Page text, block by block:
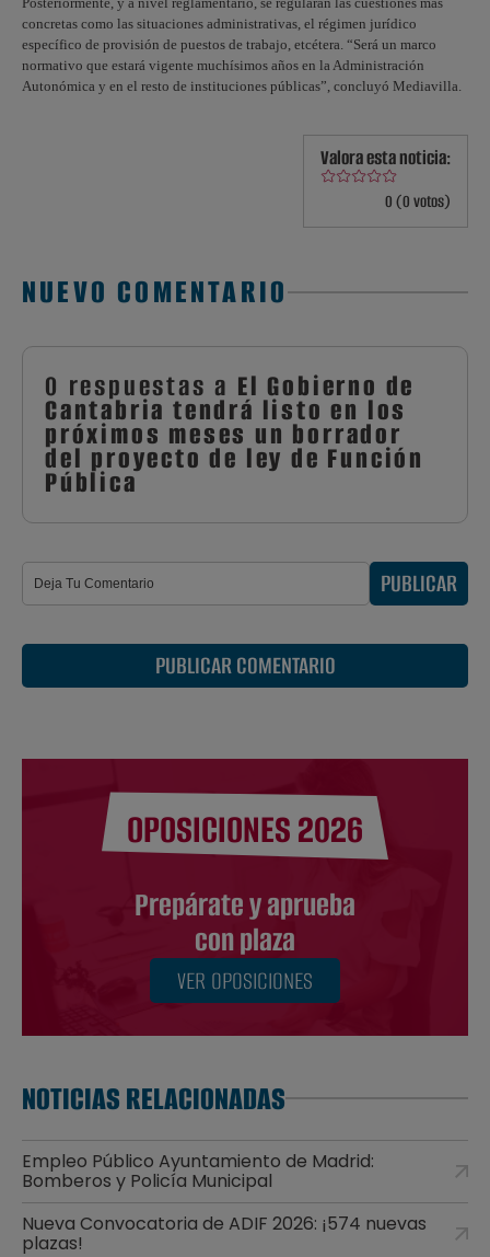
concretas como las situaciones administrativas, el régimen jurídico
específico de provisión de puestos de trabajo, etcétera. “Será un marco
normativo que estará vigente muchísimos años en la Administración
Autonómica y en el resto de instituciones públicas”, concluyó Mediavilla.
Valora esta noticia:
0 (0 votos)
NUEVO COMENTARIO
0 respuestas a El Gobierno de
Cantabria tendrá listo en los
próximos meses un borrador
del proyecto de ley de Función
Pública
PUBLICAR
PUBLICAR COMENTARIO
OPOSICIONES 2026
Prepárate y aprueba
con plaza
VER OPOSICIONES
NOTICIAS RELACIONADAS
Empleo Público Ayuntamiento de Madrid:
Bomberos y Policía Municipal
Nueva Convocatoria de ADIF 2026: ¡574 nuevas
plazas!